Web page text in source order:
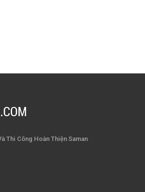
Thi Công Hoàn Thiện Saman